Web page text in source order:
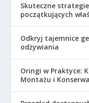
Skuteczne
początkujących
Odkryj tajemnice
odżywiania
Oringi w Praktyce:
Montażu i